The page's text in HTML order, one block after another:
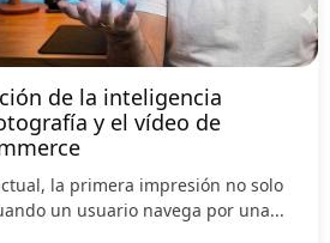
de la inteligencia
y el vídeo de
la primera impresión no solo
un usuario navega por una...